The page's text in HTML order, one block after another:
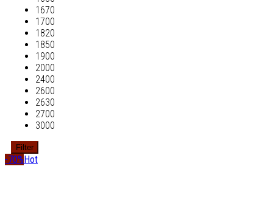
1670
1700
1820
1850
1900
2000
2400
2600
2630
2700
3000
Filter
-70% Hot